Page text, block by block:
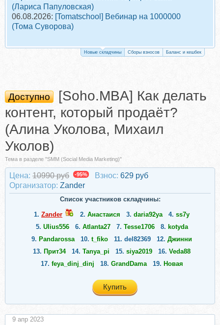
(Лариса Папуловская)
06.08.2026: [Tomatschool] Вебинар на 1000000
(Тома Суворова)
Новые складчины Сборы взносов Баланс и кешбек
Доступно
[Soho.MBA] Как делать
контент, который продаёт?
(Алина Уколова, Михаил
Уколов)
Тема в разделе "SMM (Social Media Marketing)"
Цена: 10990 руб -95% Взнос: 629 руб
Организатор: Zander
Список участников складчины:
1. Zander 2. Анастаися 3. daria92ya 4. ss7y
5. Ulius556 6. Atlanta27 7. Tesse1706 8. kotyda
9. Pandarossa 10. t_fiko 11. del82369 12. Джинни
13. Прит34 14. Tanya_pi 15. siya2019 16. Veda88
17. feya_dinj_dinj 18. GrandDama 19. Новая
Купить
9 апр 2023